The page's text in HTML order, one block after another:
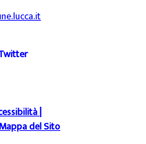
|
del Sito